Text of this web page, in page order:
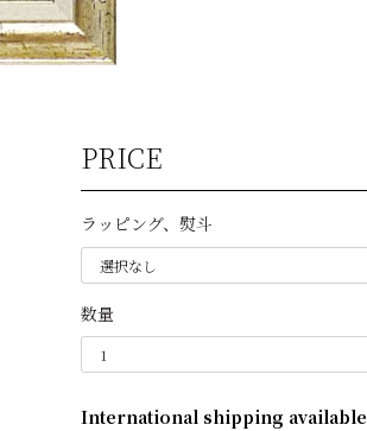
PRICE
ラッピング、熨斗
数量
International shipping available